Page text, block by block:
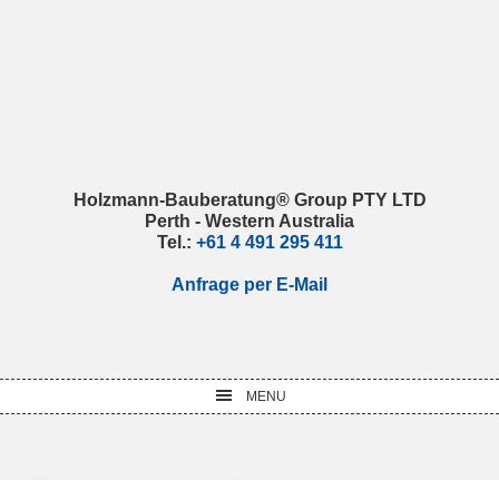
Holzmann-Bauberatung® Group PTY LTD
Perth - Western Australia
Tel.: +61 4 491 295 411
Anfrage per E-Mail
MENU